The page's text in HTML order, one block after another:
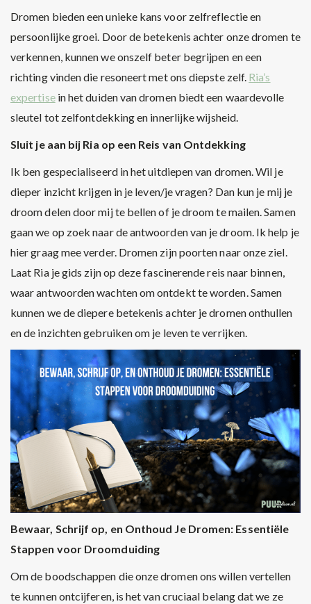
Dromen bieden een unieke kans voor zelfreflectie en
persoonlijke groei. Door de betekenis achter onze dromen te
verkennen, kunnen we onszelf beter begrijpen en een
richting vinden die resoneert met ons diepste zelf. Ria’s
expertisein het duiden van dromen biedt een waardevolle
sleutel tot zelfontdekking en innerlijke wijsheid.
Sluit je aan bij Ria op een Reis van Ontdekking
Ik ben gespecialiseerd in het uitdiepen van dromen. Wil je
dieper inzicht krijgen in je leven/je vragen? Dan kun je mij je
droom delen door mij te bellen of je droom te mailen. Samen
gaan we op zoek naar de antwoorden van je droom. Ik help je
hier graag mee verder. Dromen zijn poorten naar onze ziel.
Laat Ria je gids zijn op deze fascinerende reis naar binnen,
waar antwoorden wachten om ontdekt te worden. Samen
kunnen we de diepere betekenis achter je dromen onthullen
en de inzichten gebruiken om je leven te verrijken.
Bewaar, Schrijf op, en Onthoud Je Dromen: Essentiële
Stappen voor Droomduiding
Om de boodschappen die onze dromen ons willen vertellen
te kunnen ontcijferen, is het van cruciaal belang dat we ze